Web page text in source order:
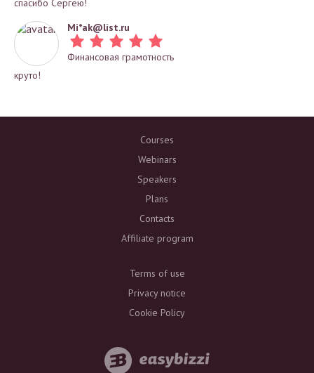
спасибо Сергею!
Mi*ak@list.ru
Финансовая грамотность
круто!
Courses
Webinars
Speakers
Plans
Contacts
Affiliate program
Terms of use
Privacy notice
Cookie Policy